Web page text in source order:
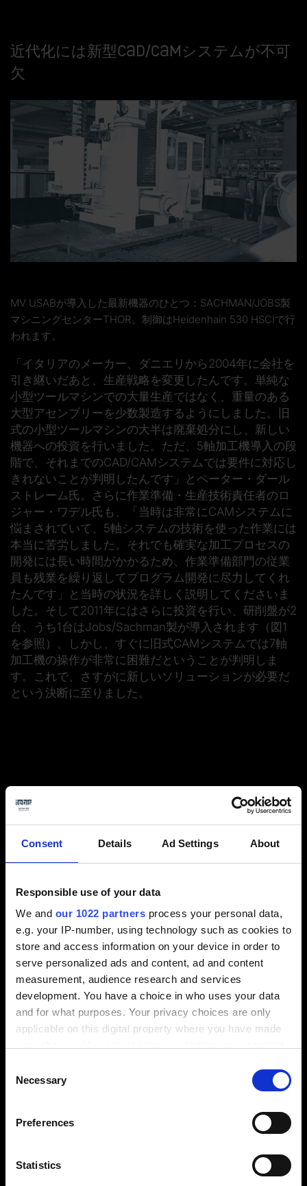
Consent Details Ad Settings About
Responsible use of your data
We and our 1022 partners process your personal data,
e.g. your IP-number, using technology such as cookies to
store and access information on your device in order to
serve personalized ads and content, ad and content
measurement, audience research and services
development. You have a choice in who uses your data
and for what purposes. Your privacy choices are only
applicable on this digital property where you have made
the Privacy trigger icon.
Collect information about your geographical
meters
Identify your device by actively scanning it for
Selection
Necessary
Preferences
Statistics
近代化には新型CAD/CAMシステムが不可
欠
MV USABが導入した最新機器のひとつ：SACHMAN/JOBS製
マシニングセンターTHOR。制御はHeidenhain 530 HSCIで行
われます。
「イタリアのメーカー、ダニエリから2004年に会社を
引き継いだあと、生産戦略を変更したんです。単純な
小型ツールマシンでの大量生産ではなく、重量のある
大型アセンブリーを少数製造するようにしました。旧
式の小型ツールマシンの大半は廃棄処分にし、新しい
機器への投資を行いました。ただ、5軸加工機導入の段
階で、それまでのCAD/CAMシステムでは要件に対応し
きれないことが判明したんです」とペーター・ダール
ストレーム氏。さらに作業準備・生産技術責任者のロ
ジャー・ワデル氏も、「当時は非常にCAMシステムに
悩まされていて、5軸システムの技術を使った作業には
本当に苦労しました。それでも確実な加工プロセスの
開発には長い時間がかかるため、作業準備部門の従業
員も残業を繰り返してプログラム開発に尽力してくれ
たんです」と当時の状況を詳しく説明してくださいま
した。そして2011年にはさらに投資を行い、研削盤が2
台、うち1台はJobs/Sachman製が導入されます（図1
を参照）。しかし、すぐに旧式CAMシステムでは7軸
加工機の操作が非常に困難だということが判明しま
す。これで、さすがに新しいソリューションが必要だ
という決断に至りました。
ソリューションはTebisのCAD/CAM
USABスメージェバッケン工場でもTebisによって高性能
CAD/CAMシステムの導入が可能との見解で一致しました。
新たに導入する高性能CAD/CAMシステムを探していた
ロジャー・ワデル氏は、すぐにTebisの存在を知りまし
た。特に目に留まったのは、Tebisソフトウェアを使っ
てツールの形状割当てが可能な包括的ツールライブラ